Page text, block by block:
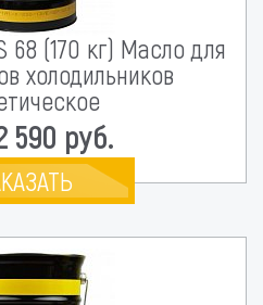
68 (170 кг) Масло для
холодильников
590 руб.